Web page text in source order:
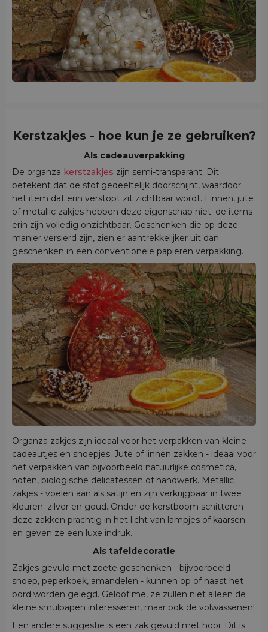
Kerstzakjes - hoe kun je ze gebruiken?
Als cadeauverpakking
De organza kerstzakjes zijn semi-transparant. Dit
betekent dat de stof gedeeltelijk doorschijnt, waardoor
het item dat erin verstopt zit zichtbaar wordt. Linnen, jute
of metallic zakjes hebben deze eigenschap niet; de items
erin zijn volledig onzichtbaar. Geschenken die op deze
manier versierd zijn, zien er aantrekkelijker uit dan
geschenken in een conventionele papieren verpakking.
Organza zakjes zijn ideaal voor het verpakken van kleine
cadeautjes en snoepjes. Jute of linnen zakken - ideaal voor
het verpakken van bijvoorbeeld natuurlijke cosmetica,
noten, biologische delicatessen of handwerk. Metallic
zakjes - voelen aan als satijn en zijn verkrijgbaar in twee
kleuren: zilver en goud. Onder de kerstboom schitteren
deze zakken prachtig in het licht van lampjes of kaarsen
en geven ze een luxe indruk.
Als tafeldecoratie
Zakjes gevuld met zoete geschenken - bijvoorbeeld
snoep, peperkoek, amandelen - kunnen op of naast het
bord worden gelegd. Geloof me, ze zullen niet alleen de
kleine smulpapen interesseren, maar ook de volwassenen!
Een andere suggestie is een zak gevuld met hooi. Dit is